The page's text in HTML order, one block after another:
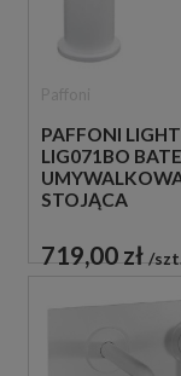
PAFFONI LIGHT
LIG071BO
STOJĄCA
BIAŁA
719,00 zł